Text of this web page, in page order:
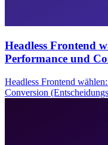
Headless Frontend
Performance und
Headless Frontend
Conversion